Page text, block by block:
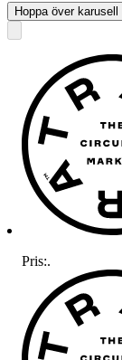
Hoppa över karusell
Pris:.